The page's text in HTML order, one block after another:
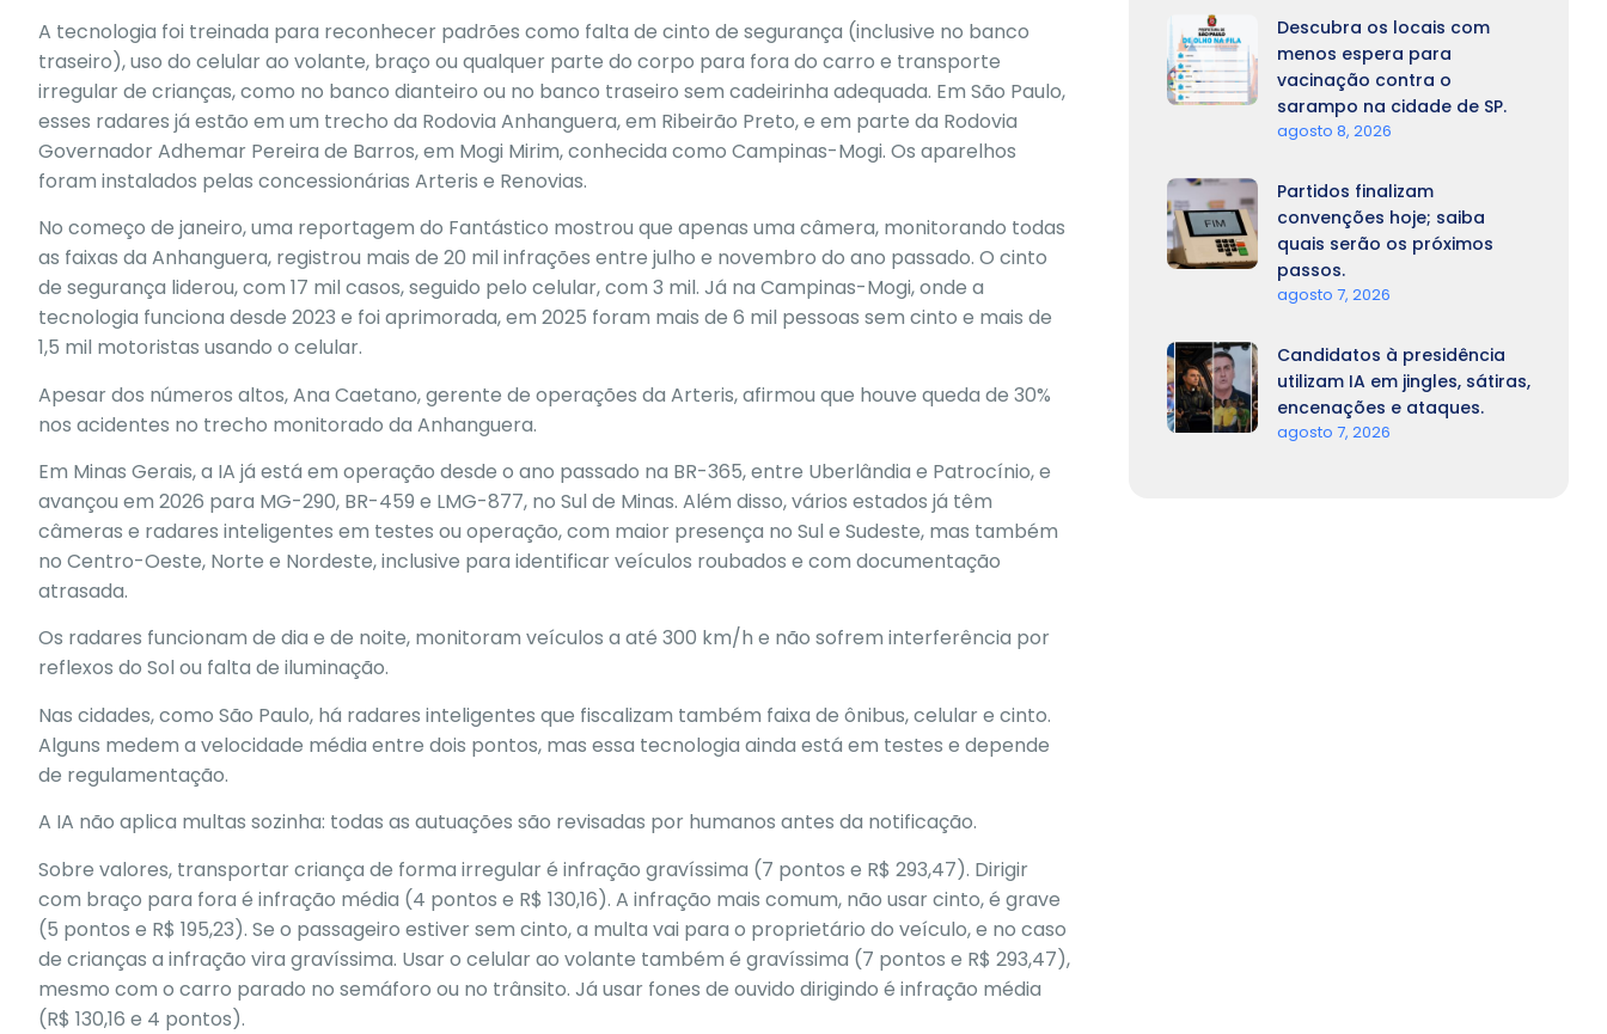
A tecnologia foi treinada para reconhecer padrões como falta de cinto de segurança (inclusive no banco
traseiro), uso do celular ao volante, braço ou qualquer parte do corpo para fora do carro e transporte
irregular de crianças, como no banco dianteiro ou no banco traseiro sem cadeirinha adequada. Em São Paulo,
esses radares já estão em um trecho da Rodovia Anhanguera, em Ribeirão Preto, e em parte da Rodovia
Governador Adhemar Pereira de Barros, em Mogi Mirim, conhecida como Campinas-Mogi. Os aparelhos
foram instalados pelas concessionárias Arteris e Renovias.
No começo de janeiro, uma reportagem do Fantástico mostrou que apenas uma câmera, monitorando todas
as faixas da Anhanguera, registrou mais de 20 mil infrações entre julho e novembro do ano passado. O cinto
de segurança liderou, com 17 mil casos, seguido pelo celular, com 3 mil. Já na Campinas-Mogi, onde a
tecnologia funciona desde 2023 e foi aprimorada, em 2025 foram mais de 6 mil pessoas sem cinto e mais de
1,5 mil motoristas usando o celular.
Apesar dos números altos, Ana Caetano, gerente de operações da Arteris, afirmou que houve queda de 30%
nos acidentes no trecho monitorado da Anhanguera.
Em Minas Gerais, a IA já está em operação desde o ano passado na BR-365, entre Uberlândia e Patrocínio, e
avançou em 2026 para MG-290, BR-459 e LMG-877, no Sul de Minas. Além disso, vários estados já têm
câmeras e radares inteligentes em testes ou operação, com maior presença no Sul e Sudeste, mas também
no Centro-Oeste, Norte e Nordeste, inclusive para identificar veículos roubados e com documentação
atrasada.
Os radares funcionam de dia e de noite, monitoram veículos a até 300 km/h e não sofrem interferência por
reflexos do Sol ou falta de iluminação.
Nas cidades, como São Paulo, há radares inteligentes que fiscalizam também faixa de ônibus, celular e cinto.
Alguns medem a velocidade média entre dois pontos, mas essa tecnologia ainda está em testes e depende
de regulamentação.
A IA não aplica multas sozinha: todas as autuações são revisadas por humanos antes da notificação.
Sobre valores, transportar criança de forma irregular é infração gravíssima (7 pontos e R$ 293,47). Dirigir
com braço para fora é infração média (4 pontos e R$ 130,16). A infração mais comum, não usar cinto, é grave
(5 pontos e R$ 195,23). Se o passageiro estiver sem cinto, a multa vai para o proprietário do veículo, e no caso
de crianças a infração vira gravíssima. Usar o celular ao volante também é gravíssima (7 pontos e R$ 293,47),
mesmo com o carro parado no semáforo ou no trânsito. Já usar fones de ouvido dirigindo é infração média
(R$ 130,16 e 4 pontos).
Descubra os locais com
menos espera para
vacinação contra o
sarampo na cidade de SP.
agosto 8, 2026
Partidos finalizam
convenções hoje; saiba
quais serão os próximos
passos.
agosto 7, 2026
Candidatos à presidência
utilizam IA em jingles, sátiras,
encenações e ataques.
agosto 7, 2026